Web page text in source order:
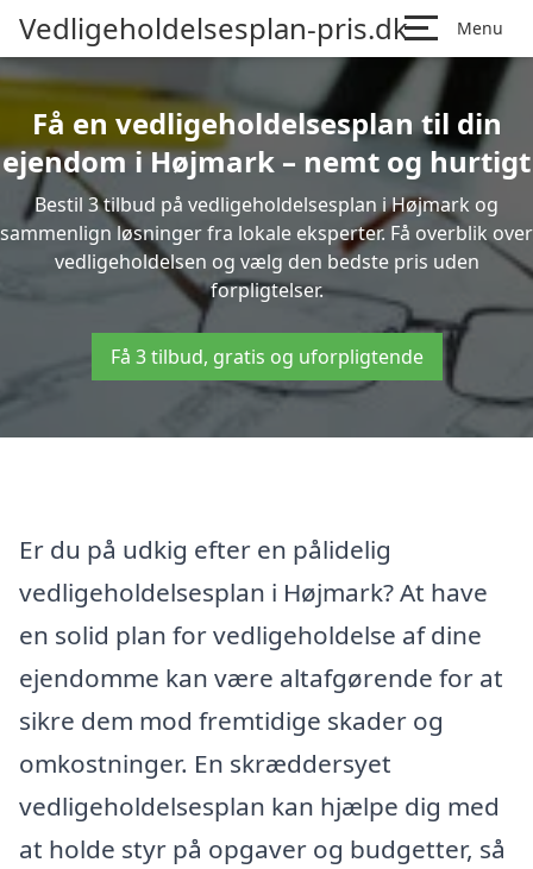
Vedligeholdelsesplan-pris.dk Menu
Få en vedligeholdelsesplan til din
ejendom i Højmark – nemt og hurtigt
Bestil 3 tilbud på vedligeholdelsesplan i Højmark og
sammenlign løsninger fra lokale eksperter. Få overblik over
vedligeholdelsen og vælg den bedste pris uden
forpligtelser.
Få 3 tilbud, gratis og uforpligtende
Er du på udkig efter en pålidelig
vedligeholdelsesplan i Højmark? At have
en solid plan for vedligeholdelse af dine
ejendomme kan være altafgørende for at
sikre dem mod fremtidige skader og
omkostninger. En skræddersyet
vedligeholdelsesplan kan hjælpe dig med
at holde styr på opgaver og budgetter, så